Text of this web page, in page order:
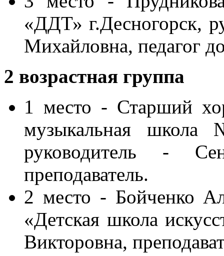
«ДДТ» г.Десногорск,
Михайловна, педагог
2 возрастная группа
1 место - Старший
музыкальная
руководитель -
преподаватель.
2 место - Бойченко
«Детская школа
Викторовна,